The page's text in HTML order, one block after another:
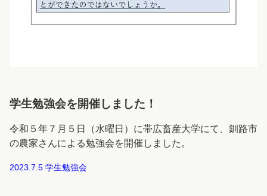
学生勉強会を開催しました！
令和５年７月５日（水曜日）に帯広畜産大学にて、釧路市
の農家さんによる勉強会を開催しました。
2023.7.5 学生勉強会